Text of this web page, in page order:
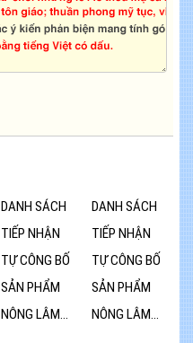
DANH SÁCH
TIẾP NHẬN
TỰ CÔNG BỐ
SẢN PHẨM
NÔNG LÂM...
DANH SÁCH
TIẾP NHẬN
TỰ CÔNG BỐ
SẢN PHẨM
NÔNG LÂM...